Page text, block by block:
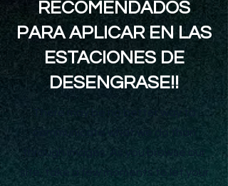
RECOMENDADOS
PARA APLICAR EN LAS
ESTACIONES DE
DESENGRASE!!
There may be no better way to
communicate what we do than
through images. As you browse our
site, take a few moments to let your